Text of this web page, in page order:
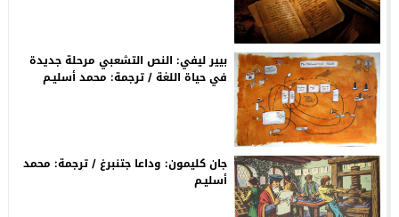
بيير ليفي: النص التشعبي مرحلة جديدة
في حياة اللغة / ترجمة: محمد أسليـم
جان كليمون: وداعا جتنبرغ / ترجمة: محمد
أسليـم